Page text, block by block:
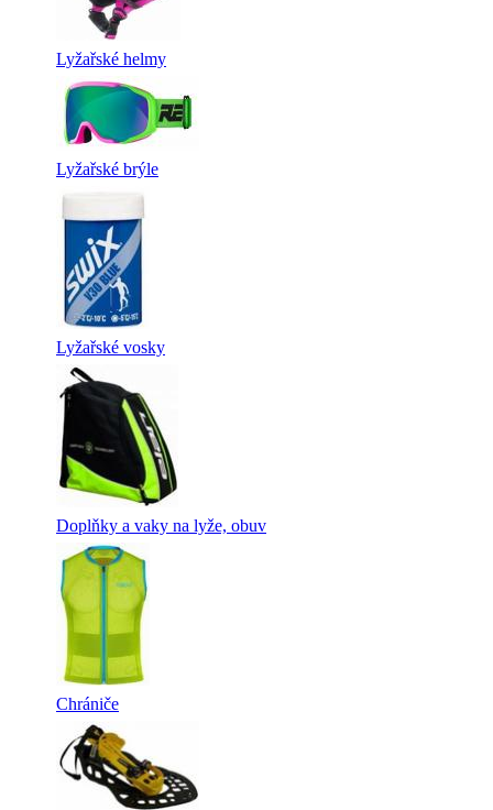
Lyžařské helmy
Lyžařské brýle
Lyžařské vosky
Doplňky a vaky na lyže, obuv
Chrániče